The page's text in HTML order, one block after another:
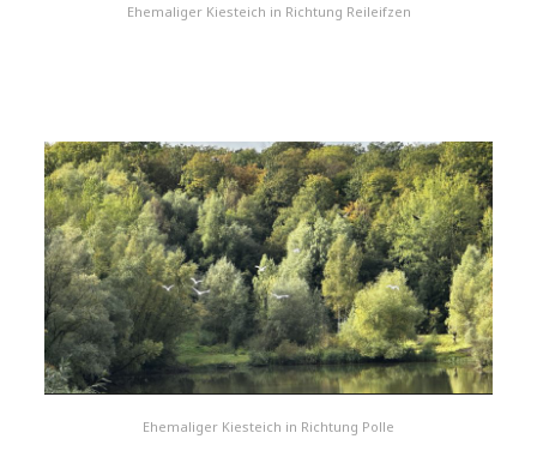
Ehemaliger Kiesteich in Richtung Reileifzen
Ehemaliger Kiesteich in Richtung Polle